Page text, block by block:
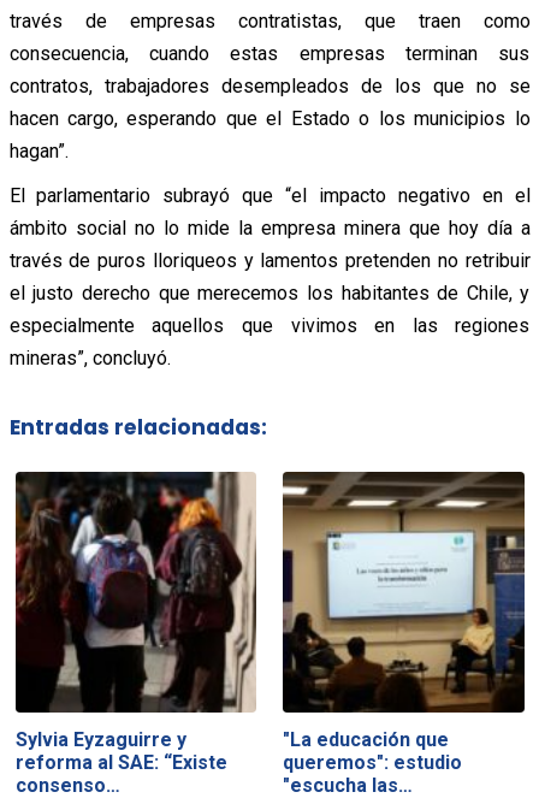
través de empresas contratistas, que traen como
consecuencia, cuando estas empresas terminan sus
contratos, trabajadores desempleados de los que no se
hacen cargo, esperando que el Estado o los municipios lo
hagan”.
El parlamentario subrayó que “el impacto negativo en el
ámbito social no lo mide la empresa minera que hoy día a
través de puros lloriqueos y lamentos pretenden no retribuir
el justo derecho que merecemos los habitantes de Chile, y
especialmente aquellos que vivimos en las regiones
mineras”, concluyó.
Entradas relacionadas:
Sylvia Eyzaguirre y
reforma al SAE: “Existe
consenso…
"La educación que
queremos": estudio
"escucha las…